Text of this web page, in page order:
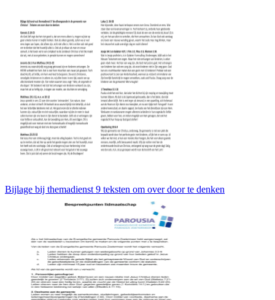
Bijlage bij themadienst 9 teksten om over door te denken